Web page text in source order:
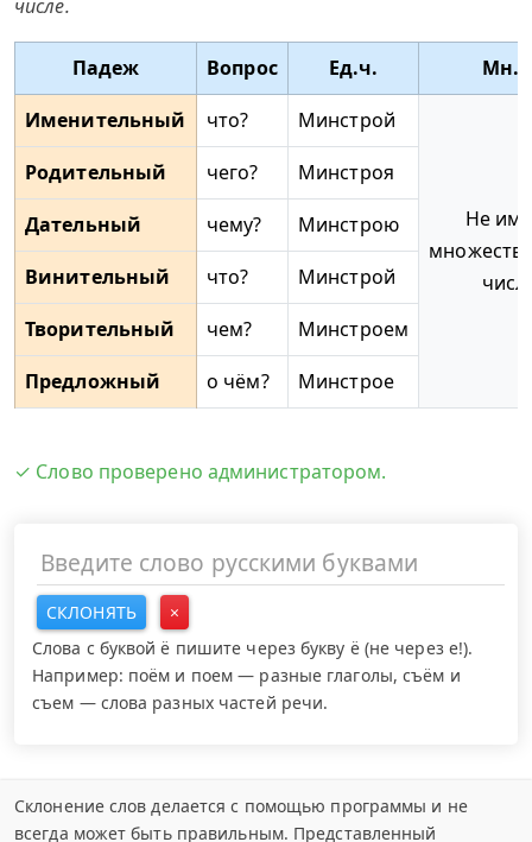
числе.
Падеж Вопрос Ед.ч.
Именительный
что? Минстрой
Не
Родительный чего?
Минстроя
Дательный
чему?
Минстрою
Винительный
что?
Минстрой
Творительный
чем?
Минстроем
Предложный
о чём? Минстрое
✓ Слово проверено администратором.
СКЛОНЯТЬ
×
Слова с буквой ё пишите через букву ё (не через е!).
Например: поём и поем — разные глаголы, съём и
съем — слова разных частей речи.
Склонение слов делается с помощью программы и не
всегда может быть правильным. Представленный